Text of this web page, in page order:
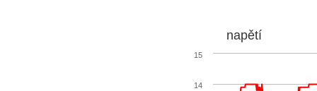
napětí
14
15